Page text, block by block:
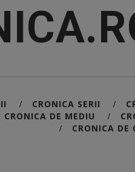
/ CRONICA SERII /
CRONICA DE MEDIU /
/ CRONICA DE